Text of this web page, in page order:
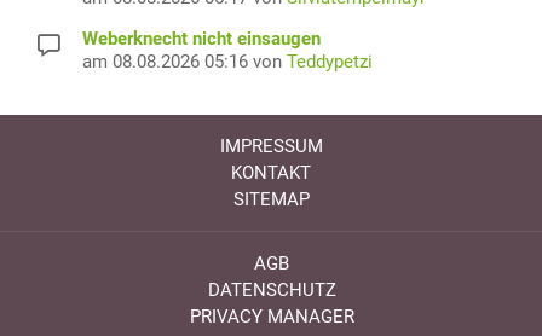
Weberknecht nicht einsaugen
am 08.08.2026 05:16 von Teddypetzi
IMPRESSUM
KONTAKT
SITEMAP
AGB
DATENSCHUTZ
PRIVACY MANAGER